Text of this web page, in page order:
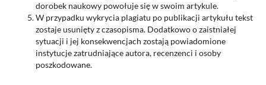
dorobek naukowy powołuje się w swoim artykule.
W przypadku wykrycia plagiatu po publikacji artykułu tekst
zostaje usunięty z czasopisma. Dodatkowo o zaistniałej
sytuacji i jej konsekwencjach zostają powiadomione
instytucje zatrudniające autora, recenzenci i osoby
poszkodowane.